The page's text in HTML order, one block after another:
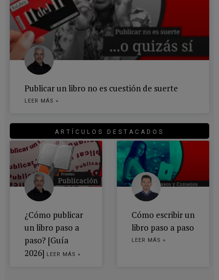
Publicar un libro no es cuestión de suerte
LEER MÁS »
ARTÍCULOS DESTACADOS
¿Cómo publicar
un libro paso a
paso? [Guía
2026] LEER MÁS »
Cómo escribir un
libro paso a paso
LEER MÁS »